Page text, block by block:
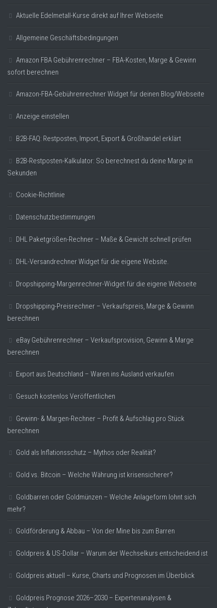
Aktuelle Edelmetall-Kurse direkt auf Ihrer Webseite
Allgemeine Geschäftsbedingungen
Amazon FBA Gebührenrechner – FBA-Kosten, Marge & Gewinn
sofort berechnen
Amazon-FBA-Gebührenrechner Widget für deinen Blog/Webseite
Anzeige einstellen
B2B-FAQ: Restposten, Import, Export & Großhandel erklärt
B2B-Restposten-Kalkulator: So berechnest du deine Marge in
Sekunden
Cookie-Richtlinie
Datenschutzbestimmungen
DHL Paketgrößen-Rechner – Maße & Gewicht schnell prüfen
DHL-Versandrechner Widget für die eigene Website.
Dropshipping-Margenrechner-Widget für die eigene Webseite
Dropshipping-Preisrechner – Verkaufspreis, Marge & Gewinn
berechnen
eBay Gebührenrechner – Verkaufsprovision, Gewinn & Marge
berechnen
Export aus Deutschland – Waren ins Ausland verkaufen
Gesuch kostenlos Veröffentlichen
Gewinn- & Margen-Rechner – Profit & Aufschlag pro Stück
berechnen
Gold als Inflationsschutz – Mythos oder Realität?
Gold vs. Bitcoin – Welche Währung ist krisensicherer?
Goldbarren oder Goldmünzen – Welche Anlageform lohnt sich
mehr?
Goldförderung & Abbau – Von der Mine bis zum Barren
Goldpreis & US-Dollar – Warum der Wechselkurs entscheidend ist
Goldpreis aktuell – Kurse, Charts und Prognosen im Überblick
Goldpreis Prognose 2026–2030 – Expertenanalysen &